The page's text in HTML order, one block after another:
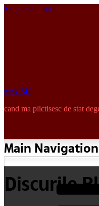
Skip to content
pinkISH
cand ma plictisesc de stat
Main Navigation
Discurile